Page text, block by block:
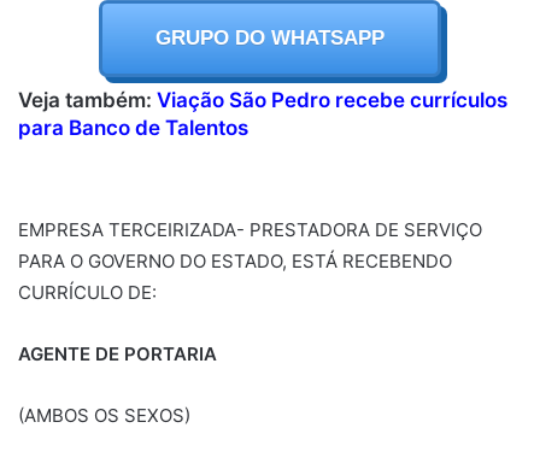
GRUPO DO WHATSAPP
Veja também: Viação São Pedro recebe currículos
para Banco de Talentos
EMPRESA TERCEIRIZADA- PRESTADORA DE SERVIÇO
PARA O GOVERNO DO ESTADO, ESTÁ RECEBENDO
CURRÍCULO DE:
AGENTE DE PORTARIA
(AMBOS OS SEXOS)